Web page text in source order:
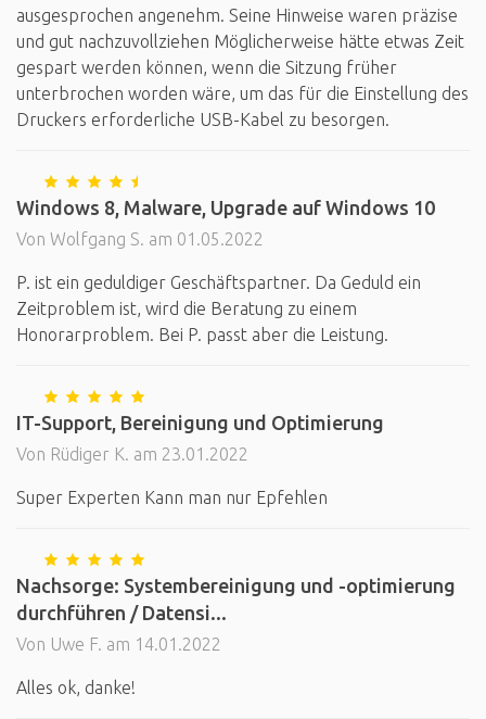
ausgesprochen angenehm. Seine Hinweise waren präzise
und gut nachzuvollziehen Möglicherweise hätte etwas Zeit
gespart werden können, wenn die Sitzung früher
unterbrochen worden wäre, um das für die Einstellung des
Druckers erforderliche USB-Kabel zu besorgen.
Windows 8, Malware, Upgrade auf Windows 10
Von Wolfgang S. am 01.05.2022
P. ist ein geduldiger Geschäftspartner. Da Geduld ein
Zeitproblem ist, wird die Beratung zu einem
Honorarproblem. Bei P. passt aber die Leistung.
IT-Support, Bereinigung und Optimierung
Von Rüdiger K. am 23.01.2022
Super Experten Kann man nur Epfehlen
Nachsorge: Systembereinigung und -optimierung
durchführen / Datensi...
Von Uwe F. am 14.01.2022
Alles ok, danke!